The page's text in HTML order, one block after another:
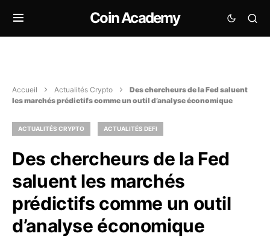
Coin Academy
Accueil Actualités Crypto
Des chercheurs de la Fed saluent
les marchés prédictifs comme un outil d’analyse économique
ACTUALITÉS CRYPTO ACTUALITÉS DEFI
Des chercheurs de la Fed
saluent les marchés
prédictifs comme un outil
d’analyse économique